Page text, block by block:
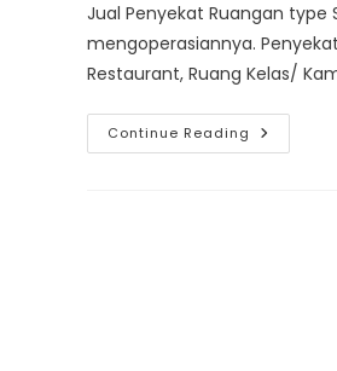
Jual Penyekat Ruangan
mengoperasiannya.
Restaurant, Ruang Kelas/
Continue Reading Jual
Penyekat